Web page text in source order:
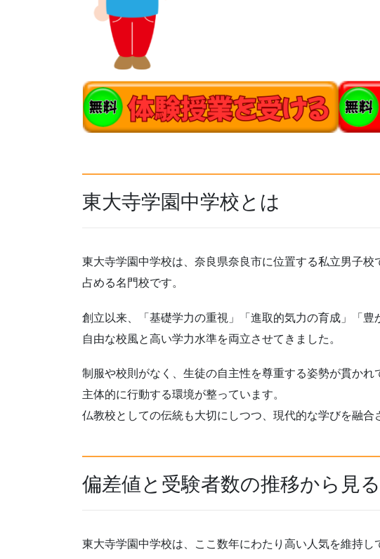
東大寺学園中学校とは
東大寺学園中学校は、奈良県奈良市に位置する私立男子
占める名門校です。
創立以来、「基礎学力の重視」「進取的気力の育成」「豊
自由な校風と高い学力水準を両立させてきました。
制服や校則がなく、生徒の自主性を尊重する姿勢が貫かれ
主体的に行動する環境が整っています。
仏教校としての伝統も大切にしつつ、現代的な学びを融合
偏差値と受験者数の推移から見
東大寺学園中学校は、ここ数年にわたり高い人気を維持し